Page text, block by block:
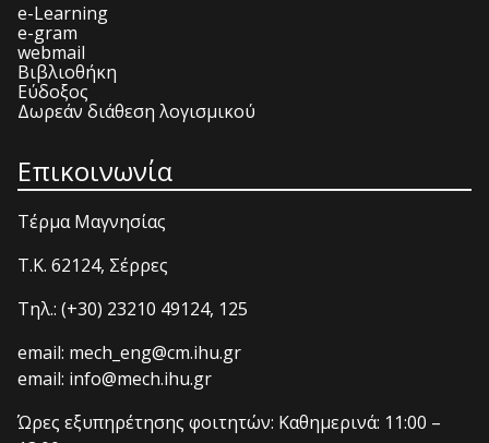
e-Learning
e-gram
webmail
Βιβλιοθήκη
Εύδοξος
Δωρεάν διάθεση λογισμικού
Επικοινωνία
Τέρμα Μαγνησίας
T.K. 62124, Σέρρες
Τηλ.: (+30) 23210 49124, 125
email: mech_eng@cm.ihu.gr
email: info@mech.ihu.gr
Ώρες εξυπηρέτησης φοιτητών: Καθημερινά: 11:00 –